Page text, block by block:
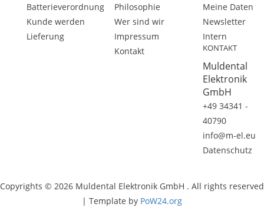
Batterieverordnung
Kunde werden
Lieferung
Philosophie
Wer sind wir
Impressum
Kontakt
Meine Daten
Newsletter
Intern
KONTAKT
Muldental
Elektronik
GmbH
+49 34341 -
40790
info@m-el.eu
Datenschutz
Copyrights © 2026 Muldental Elektronik GmbH . All rights reserved
| Template by PoW24.org